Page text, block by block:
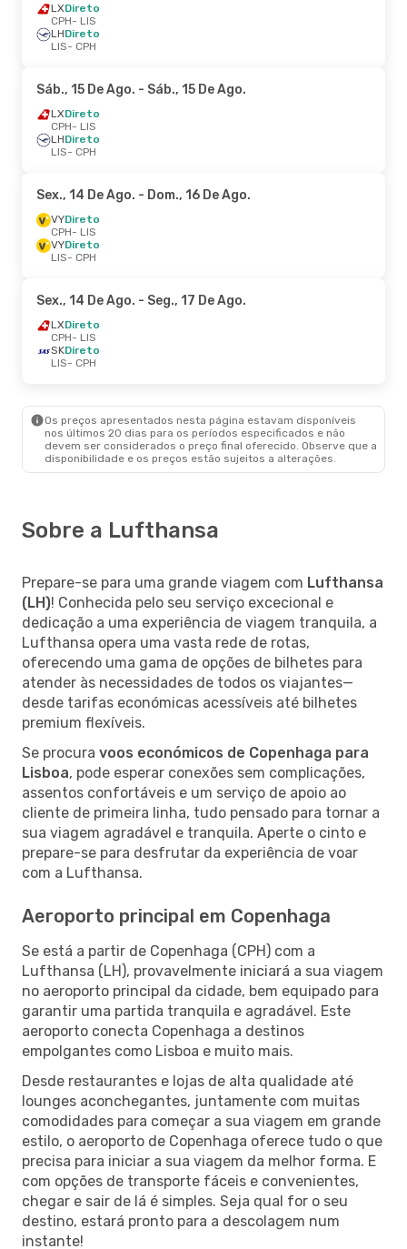
LXDireto
CPH- LIS
LHDireto
LIS- CPH
Sáb., 15 De Ago. - Sáb., 15 De Ago.
LXDireto
CPH- LIS
LHDireto
LIS- CPH
Sex., 14 De Ago. - Dom., 16 De Ago.
VYDireto
CPH- LIS
VYDireto
LIS- CPH
Sex., 14 De Ago. - Seg., 17 De Ago.
LXDireto
CPH- LIS
SKDireto
LIS- CPH
Os preços apresentados nesta página estavam disponíveis
nos últimos 20 dias para os períodos especificados e não
devem ser considerados o preço final oferecido. Observe que a
disponibilidade e os preços estão sujeitos a alterações.
Sobre a Lufthansa
Prepare-se para uma grande viagem com Lufthansa
(LH)! Conhecida pelo seu serviço excecional e
dedicação a uma experiência de viagem tranquila, a
Lufthansa opera uma vasta rede de rotas,
oferecendo uma gama de opções de bilhetes para
atender às necessidades de todos os viajantes—
desde tarifas económicas acessíveis até bilhetes
premium flexíveis.
Se procura voos económicos de Copenhaga para
Lisboa, pode esperar conexões sem complicações,
assentos confortáveis e um serviço de apoio ao
cliente de primeira linha, tudo pensado para tornar a
sua viagem agradável e tranquila. Aperte o cinto e
prepare-se para desfrutar da experiência de voar
com a Lufthansa.
Aeroporto principal em Copenhaga
Se está a partir de Copenhaga (CPH) com a
Lufthansa (LH), provavelmente iniciará a sua viagem
no aeroporto principal da cidade, bem equipado para
garantir uma partida tranquila e agradável. Este
aeroporto conecta Copenhaga a destinos
empolgantes como Lisboa e muito mais.
Desde restaurantes e lojas de alta qualidade até
lounges aconchegantes, juntamente com muitas
comodidades para começar a sua viagem em grande
estilo, o aeroporto de Copenhaga oferece tudo o que
precisa para iniciar a sua viagem da melhor forma. E
com opções de transporte fáceis e convenientes,
chegar e sair de lá é simples. Seja qual for o seu
destino, estará pronto para a descolagem num
instante!